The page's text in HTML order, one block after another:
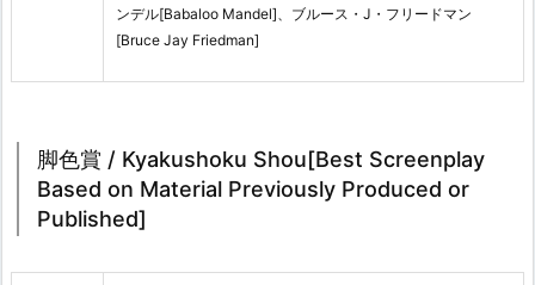
ンデル[Babaloo Mandel]、ブルース・J・フリードマン
[Bruce Jay Friedman]
脚色賞 / Kyakushoku Shou[Best Screenplay
Based on Material Previously Produced or
Published]